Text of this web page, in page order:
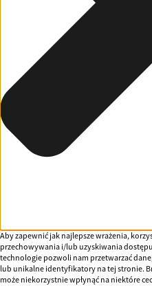
Aby zapewnić jak najlepsze wrażenia,
przechowywania i/lub uzyskiwania
technologie pozwoli nam przetwarzać
lub unikalne identyfikatory na tej stronie.
może niekorzystnie wpłynąć na niektóre